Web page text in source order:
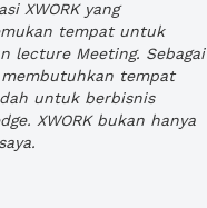
XWORK yang
tempat untuk
lecture Meeting. Sebagai
tempat
untuk berbisnis
XWORK bukan hanya